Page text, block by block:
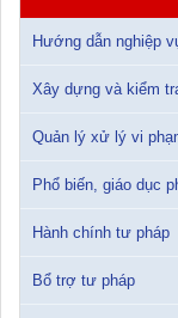
15/01/2026 15:29:29
Tài liệu Hội nghị
12/01/2026 14:30:21
pháp luật thuế thu
Đắk Lắk: Quyết
ma túy đến năm
Hướng dẫn nghiệp
Xây dựng và kiểm
Quản lý xử lý vi
Phổ biến, giáo dục
Hành chính tư pháp
Bổ trợ tư pháp